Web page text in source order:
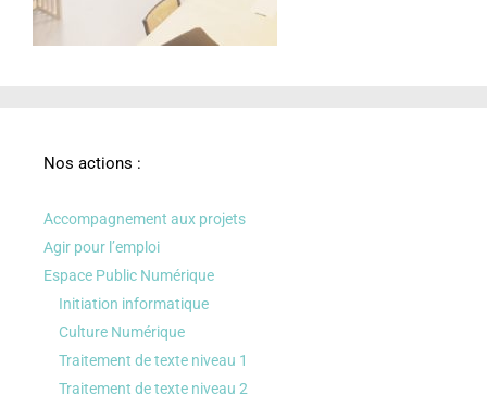
Nos actions :
Accompagnement aux projets
Agir pour l’emploi
Espace Public Numérique
Initiation informatique
Culture Numérique
Traitement de texte niveau 1
Traitement de texte niveau 2